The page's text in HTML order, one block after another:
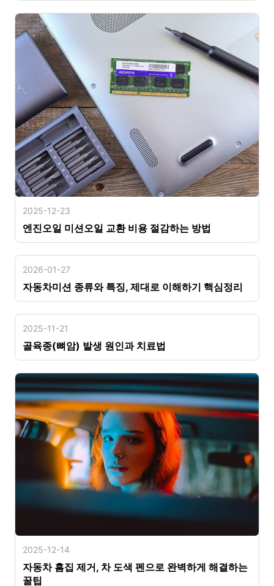
2025-12-23
엔진오일 미션오일 교환 비용 절감하는 방법
2026-01-27
자동차미션 종류와 특징, 제대로 이해하기 핵심정리
2025-11-21
골육종(뼈암) 발생 원인과 치료법
2025-12-14
자동차 흠집 제거, 차 도색 펜으로 완벽하게 해결하는
꿀팁